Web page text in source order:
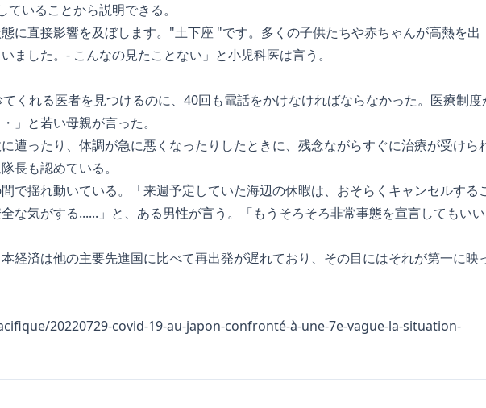
いることから説明できる。
に直接影響を及ぼします。"土下座 "です。多くの子供たちや赤ちゃんが高熱を出
ました。- こんなの見たことない」と小児科医は言う。
てくれる医者を見つけるのに、40回も電話をかけなければならなかった。医療制度
」と若い母親が言った。
遭ったり、体調が急に悪くなったりしたときに、残念ながらすぐに治療が受けら
長も認めている。
で揺れ動いている。「来週予定していた海辺の休暇は、おそらくキャンセルする
な気がする......」と、ある男性が言う。「もうそろそろ非常事態を宣言してもいい
経済は他の主要先進国に比べて再出発が遅れており、その目にはそれが第一に映
20220729-covid-19-au-japon-confronté-à-une-7e-vague-la-situation-